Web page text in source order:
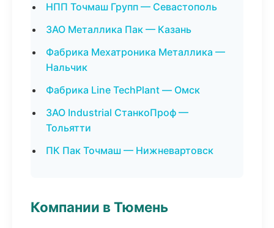
НПП Точмаш Групп — Севастополь
ЗАО Металлика Пак — Казань
Фабрика Мехатроника Металлика —
Нальчик
Фабрика Line TechPlant — Омск
ЗАО Industrial СтанкоПроф —
Тольятти
ПК Пак Точмаш — Нижневартовск
Компании в Тюмень